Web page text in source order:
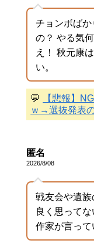
チョンボば
の？ やる気
え！ 秋元康
い。
💬
【悲報】
ｗ→選抜発表
匿名
2026/8/08
戦友会や遺
良く思って
作家が言って